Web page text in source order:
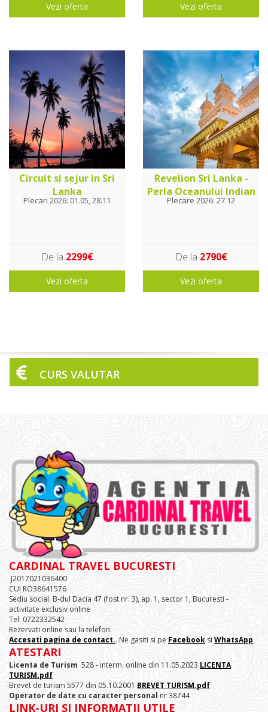
Vezi oferta Vezi oferta
Circuit si sejur in Sri
Lanka
Plecari 2026: 01.05, 28.11
De la 2299€
Vezi oferta
Revelion Sri Lanka -
Perla Oceanului Indian
Plecare 2026: 27.12
De la 2790€
Vezi oferta
CURS VALUTAR
CARDINAL TRAVEL BUCURESTI
J2017021036400
CUI RO38641576
Sediu social: B-dul Dacia 47 (fost nr. 3), ap. 1, sector 1, Bucuresti -
activitate exclusiv online
Tel: 0722332542
Rezervati online sau la telefon.
Accesati pagina de contact.. Ne gasiti si pe Facebook si WhatsApp
ATESTARI
Licenta de Turism 528 - interm. online din 11.05.2023 LICENTA
TURISM.pdf
Brevet de turism 5577 din 05.10.2001 BREVET TURISM.pdf
Operator de date cu caracter personal nr 38744
LINK-URI SI INFORMATII UTILE